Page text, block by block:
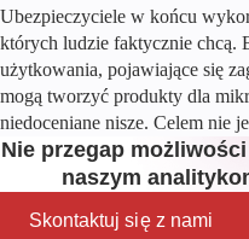
Ubezpieczyciele w końcu
których ludzie faktycznie chcą.
użytkowania, pojawiające się
mogą tworzyć produkty dla
niedoceniane nisze. Celem nie
Nie przegap
naszym
Skontaktuj się z nami